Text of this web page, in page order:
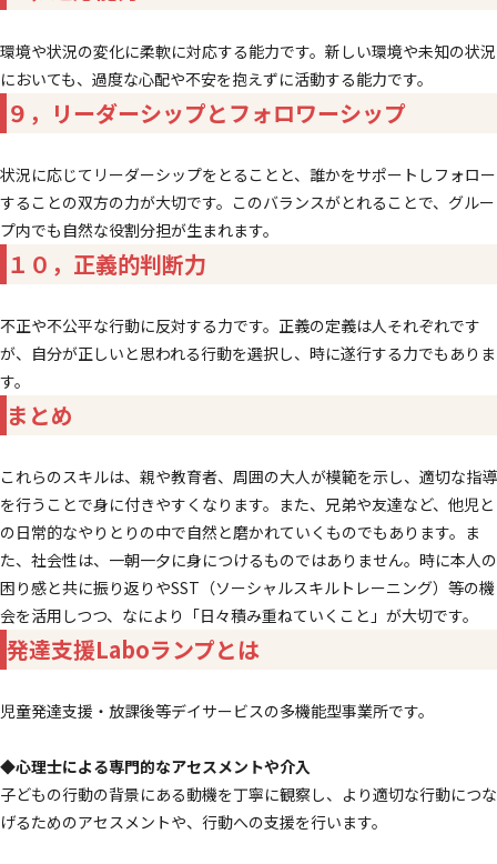
環境や状況の変化に柔軟に対応する能力です。新しい環境や未知の状況
においても、過度な心配や不安を抱えずに活動する能力です。
９，リーダーシップとフォロワーシップ
状況に応じてリーダーシップをとることと、誰かをサポートしフォロー
することの双方の力が大切です。このバランスがとれることで、グルー
プ内でも自然な役割分担が生まれます。
１０，正義的判断力
不正や不公平な行動に反対する力です。正義の定義は人それぞれです
が、自分が正しいと思われる行動を選択し、時に遂行する力でもありま
す。
まとめ
これらのスキルは、親や教育者、周囲の大人が模範を示し、適切な指導
を行うことで身に付きやすくなります。また、兄弟や友達など、他児と
の日常的なやりとりの中で自然と磨かれていくものでもあります。ま
た、社会性は、一朝一夕に身につけるものではありません。時に本人の
困り感と共に振り返りやSST（ソーシャルスキルトレーニング）等の機
会を活用しつつ、なにより「日々積み重ねていくこと」が大切です。
発達支援Laboランプとは
児童発達支援・放課後等デイサービスの多機能型事業所です。
◆心理士による専門的なアセスメントや介入
子どもの行動の背景にある動機を丁寧に観察し、より適切な行動につな
げるためのアセスメントや、行動への支援を行います。